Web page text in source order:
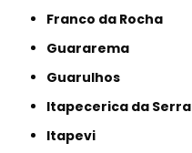
Franco da Rocha
Guararema
Guarulhos
Itapecerica da Serra
Itapevi